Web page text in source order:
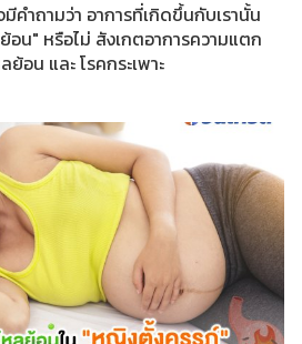
คำถามว่า อาการที่เกิดขึ้นกับเรานั้น
อน" หรือไม่ สังเกตอาการความแตก
ย้อน และ โรคกระเพาะ